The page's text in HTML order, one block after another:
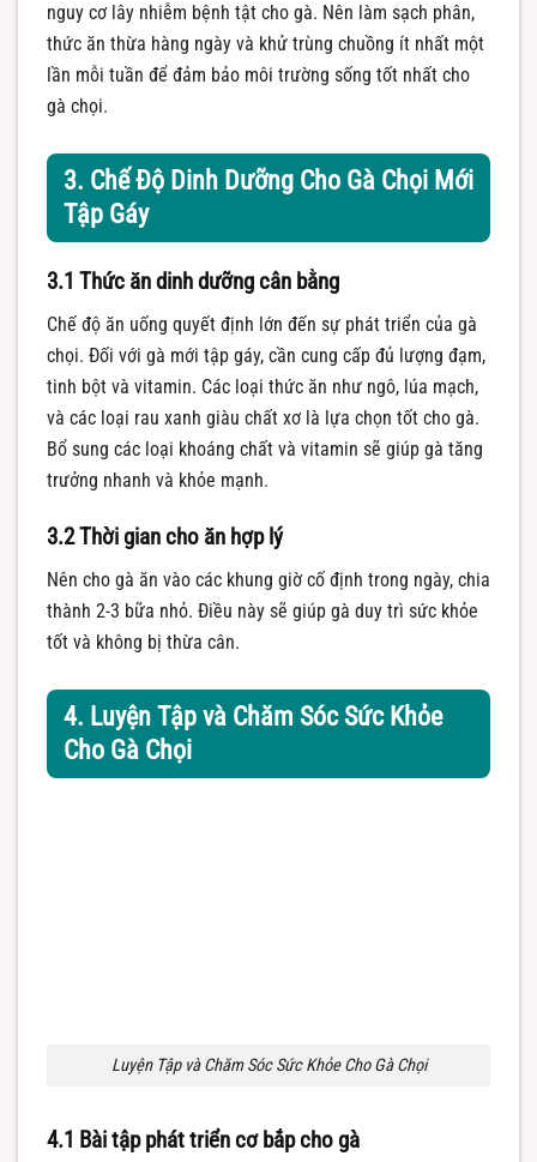
nguy cơ lây nhiễm bệnh tật cho gà. Nên làm sạch phân,
thức ăn thừa hàng ngày và khử trùng chuồng ít nhất một
lần mỗi tuần để đảm bảo môi trường sống tốt nhất cho
gà chọi.
3. Chế Độ Dinh Dưỡng Cho Gà Chọi Mới
Tập Gáy
3.1 Thức ăn dinh dưỡng cân bằng
Chế độ ăn uống quyết định lớn đến sự phát triển của gà
chọi. Đối với gà mới tập gáy, cần cung cấp đủ lượng đạm,
tinh bột và vitamin. Các loại thức ăn như ngô, lúa mạch,
và các loại rau xanh giàu chất xơ là lựa chọn tốt cho gà.
Bổ sung các loại khoáng chất và vitamin sẽ giúp gà tăng
trưởng nhanh và khỏe mạnh.
3.2 Thời gian cho ăn hợp lý
Nên cho gà ăn vào các khung giờ cố định trong ngày, chia
thành 2-3 bữa nhỏ. Điều này sẽ giúp gà duy trì sức khỏe
tốt và không bị thừa cân.
4. Luyện Tập và Chăm Sóc Sức Khỏe
Cho Gà Chọi
Luyện Tập và Chăm Sóc Sức Khỏe Cho Gà Chọi
4.1 Bài tập phát triển cơ bắp cho gà